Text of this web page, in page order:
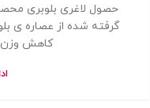
حصول لاغری بلوبری
کاهش وزن تا ۱۵ کیلو